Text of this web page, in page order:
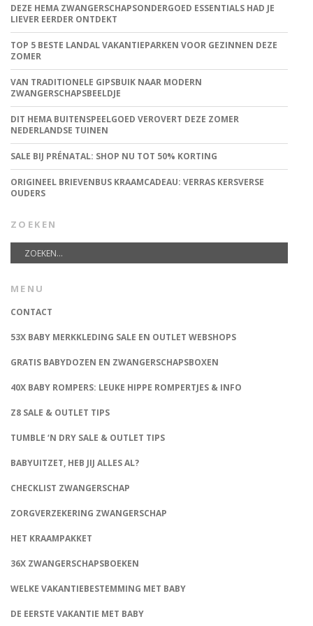
DEZE HEMA ZWANGERSCHAPSONDERGOED ESSENTIALS HAD JE
LIEVER EERDER ONTDEKT
TOP 5 BESTE LANDAL VAKANTIEPARKEN VOOR GEZINNEN DEZE
ZOMER
VAN TRADITIONELE GIPSBUIK NAAR MODERN
ZWANGERSCHAPSBEELDJE
DIT HEMA BUITENSPEELGOED VEROVERT DEZE ZOMER
NEDERLANDSE TUINEN
SALE BIJ PRÉNATAL: SHOP NU TOT 50% KORTING
ORIGINEEL BRIEVENBUS KRAAMCADEAU: VERRAS KERSVERSE
OUDERS
ZOEKEN
MENU
CONTACT
53X BABY MERKKLEDING SALE EN OUTLET WEBSHOPS
GRATIS BABYDOZEN EN ZWANGERSCHAPSBOXEN
40X BABY ROMPERS: LEUKE HIPPE ROMPERTJES & INFO
Z8 SALE & OUTLET TIPS
TUMBLE ‘N DRY SALE & OUTLET TIPS
BABYUITZET, HEB JIJ ALLES AL?
CHECKLIST ZWANGERSCHAP
ZORGVERZEKERING ZWANGERSCHAP
HET KRAAMPAKKET
36X ZWANGERSCHAPSBOEKEN
WELKE VAKANTIEBESTEMMING MET BABY
DE EERSTE VAKANTIE MET BABY